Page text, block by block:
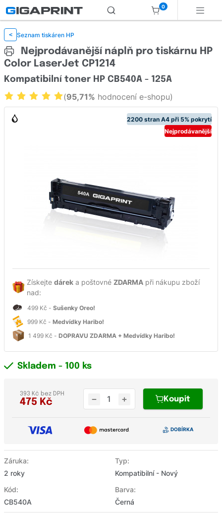
0
< Seznam tiskáren HP
Nejprodávanější náplň pro tiskárnu HP
Color LaserJet CP1214
2200 stran A4 při 5% pokrytí
Nejprodávanější
Získejte dárek a poštovné ZDARMA při nákupu zboží
nad:
499 Kč - Sušenky Oreo!
999 Kč - Medvídky Haribo!
1 499 Kč - DOPRAVU ZDARMA + Medvídky Haribo!
Kompatibilní toner HP CB540A - 125A
(95,71% hodnocení e-shopu)
Záruka:
2 roky
Typ:
Kompatibilní - Nový
Kód:
CB540A
Barva:
Černá
Skladem - 100 ks
475 Kč
393 Kč bez DPH
Koupit